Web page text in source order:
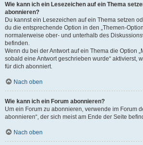
Wie kann ich ein Lesezeichen auf ein Thema
abonnieren?
Du kannst ein Lesezeichen auf ein Thema setzen
du die entsprechende Option in den „Themen-
normalerweise ober- und unterhalb des
befinden.
Wenn du bei der Antwort auf ein Thema die Option
sobald eine Antwort geschrieben wurde“ aktivierst,
für dich abonniert.
Nach oben
Wie kann ich ein Forum abonnieren?
Um ein Forum zu abonnieren, verwende im Forum
abonnieren“, der sich meist am Ende der Seite
Nach oben